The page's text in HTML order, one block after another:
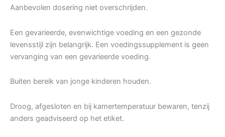
Aanbevolen dosering niet overschrijden.
Een gevarieerde, evenwichtige voeding en een gezonde
levensstijl zijn belangrijk. Een voedingssupplement is geen
vervanging van een gevarieerde voeding.
Buiten bereik van jonge kinderen houden.
Droog, afgesloten en bij kamertemperatuur bewaren, tenzij
anders geadviseerd op het etiket.